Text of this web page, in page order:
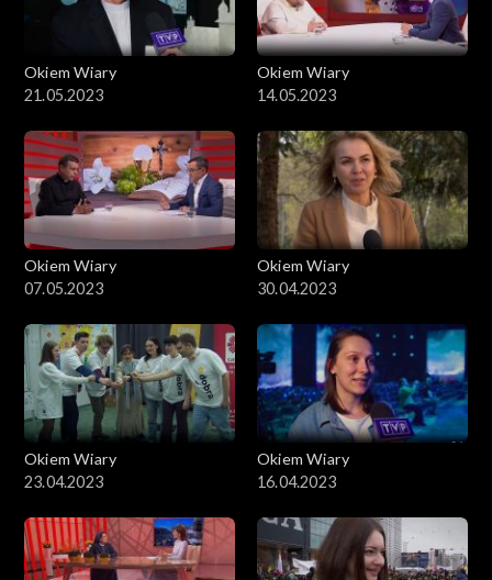
Okiem Wiary
21.05.2023
Okiem Wiary
14.05.2023
Okiem Wiary
07.05.2023
Okiem Wiary
30.04.2023
Okiem Wiary
23.04.2023
Okiem Wiary
16.04.2023